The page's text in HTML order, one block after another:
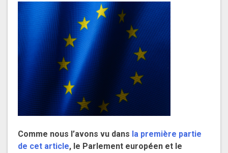
Comme nous l’avons vu dans la première partie
de cet article, le Parlement européen et le